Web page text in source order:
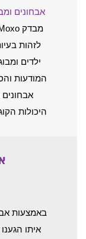
אבחונים
ילדים
המודעות
אבחונים
היכולות
באמצעות
איתו